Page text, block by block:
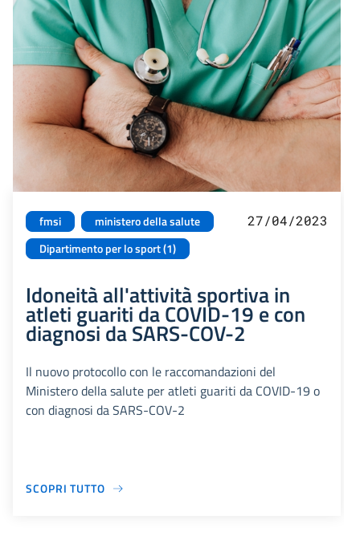
fmsi
ministero della salute
Dipartimento per lo sport (1)
27/04/2023
Idoneità all'attività sportiva in
atleti guariti da COVID-19 e con
diagnosi da SARS-COV-2
Il nuovo protocollo con le raccomandazioni del
Ministero della salute per atleti guariti da COVID-19 o
con diagnosi da SARS-COV-2
SCOPRI TUTTO